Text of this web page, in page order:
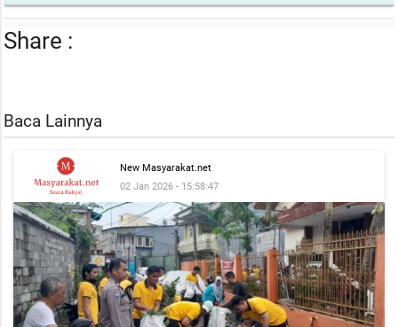
Share :
Baca Lainnya
New Masyarakat.net
02 Jan 2026 - 15:58:47